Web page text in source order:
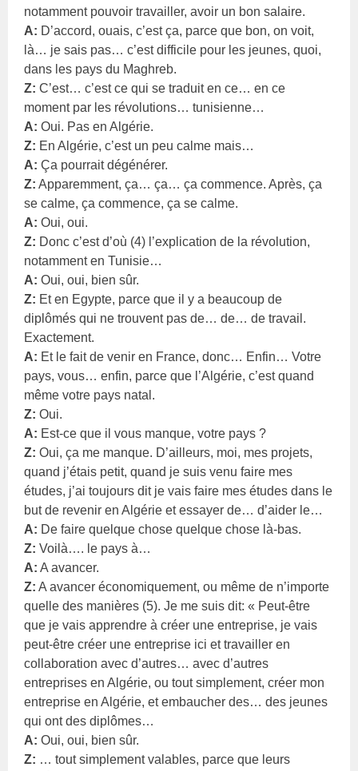
notamment pouvoir travailler, avoir un bon salaire.
A: D’accord, ouais, c’est ça, parce que bon, on voit,
là… je sais pas… c’est difficile pour les jeunes, quoi,
dans les pays du Maghreb.
Z: C’est… c’est ce qui se traduit en ce… en ce
moment par les révolutions… tunisienne…
A: Oui. Pas en Algérie.
Z: En Algérie, c’est un peu calme mais…
A: Ça pourrait dégénérer.
Z: Apparemment, ça… ça… ça commence. Après, ça
se calme, ça commence, ça se calme.
A: Oui, oui.
Z: Donc c’est d’où (4) l’explication de la révolution,
notamment en Tunisie…
A: Oui, oui, bien sûr.
Z: Et en Egypte, parce que il y a beaucoup de
diplômés qui ne trouvent pas de… de… de travail.
Exactement.
A: Et le fait de venir en France, donc… Enfin… Votre
pays, vous… enfin, parce que l’Algérie, c’est quand
même votre pays natal.
Z: Oui.
A: Est-ce que il vous manque, votre pays ?
Z: Oui, ça me manque. D’ailleurs, moi, mes projets,
quand j’étais petit, quand je suis venu faire mes
études, j’ai toujours dit je vais faire mes études dans le
but de revenir en Algérie et essayer de… d’aider le…
A: De faire quelque chose quelque chose là-bas.
Z: Voilà…. le pays à…
A: A avancer.
Z: A avancer économiquement, ou même de n’importe
quelle des manières (5). Je me suis dit: « Peut-être
que je vais apprendre à créer une entreprise, je vais
peut-être créer une entreprise ici et travailler en
collaboration avec d’autres… avec d’autres
entreprises en Algérie, ou tout simplement, créer mon
entreprise en Algérie, et embaucher des… des jeunes
qui ont des diplômes…
A: Oui, oui, bien sûr.
Z: … tout simplement valables, parce que leurs